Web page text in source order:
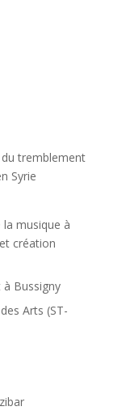
tremblement
Syrie
la musique à
création
Bussigny
Arts (ST-